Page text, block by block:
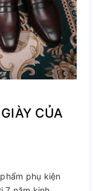
CỦA
phụ kiện